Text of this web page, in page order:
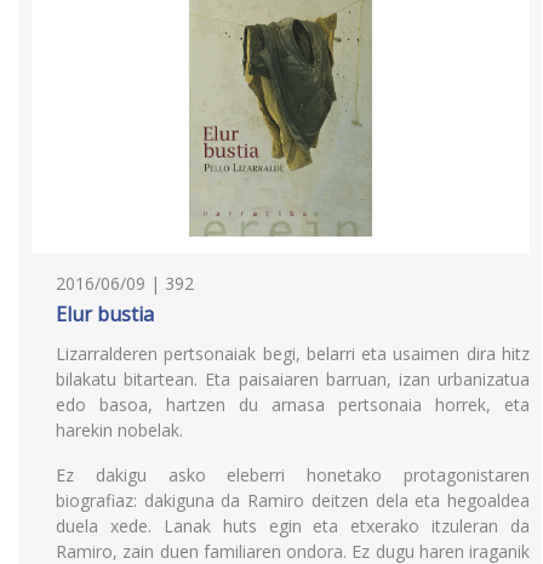
2016/06/09 | 392
Elur bustia
Lizarralderen pertsonaiak begi, belarri eta usaimen dira hitz
bilakatu bitartean. Eta paisaiaren barruan, izan urbanizatua
edo basoa, hartzen du arnasa pertsonaia horrek, eta
harekin nobelak.
Ez dakigu asko eleberri honetako protagonistaren
biografiaz: dakiguna da Ramiro deitzen dela eta hegoaldea
duela xede. Lanak huts egin eta etxerako itzuleran da
Ramiro, zain duen familiaren ondora. Ez dugu haren iraganik